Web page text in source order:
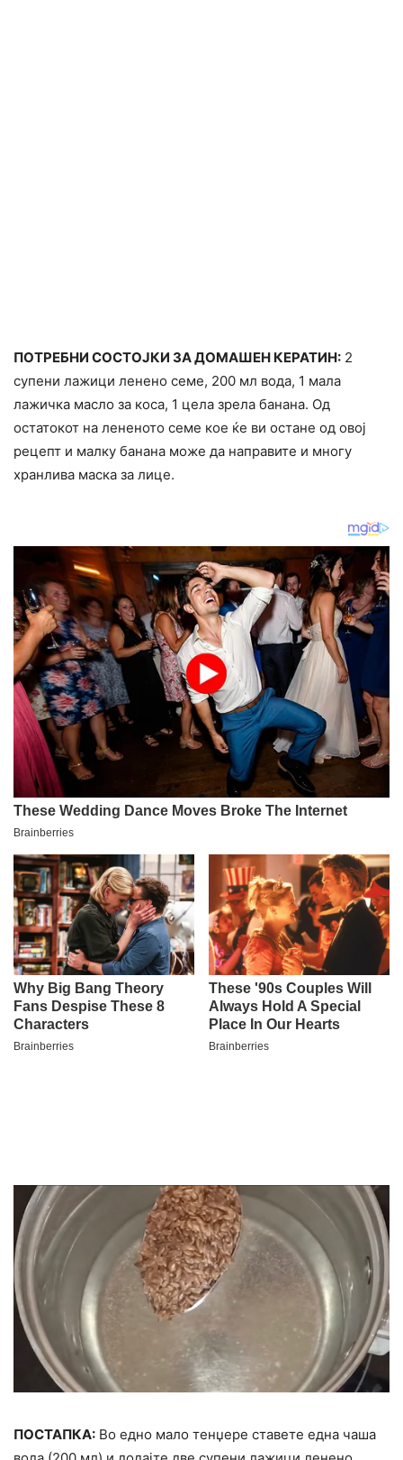
ПОТРЕБНИ СОСТОЈКИ ЗА ДОМАШЕН КЕРАТИН: 2
супени лажици ленено семе, 200 мл вода, 1 мала
лажичка масло за коса, 1 цела зрела банана. Од
остатокот на лененото семе кое ќе ви остане од овој
рецепт и малку банана може да направите и многу
хранлива маска за лице.
ПОСТАПКА: Во едно мало тенџере ставете една чаша